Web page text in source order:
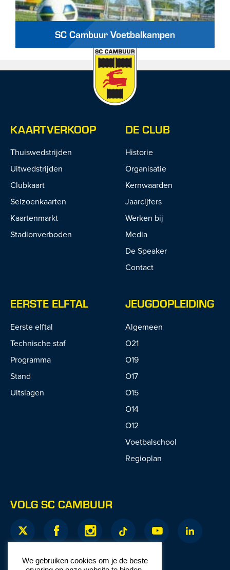
SC Cambuur Voetbalkampen
KAARTVERKOOP
Thuiswedstrijden
Uitwedstrijden
Clubkaart
Seizoenkaarten
Kaartenmarkt
Stadionverboden
DE CLUB
Historie
Organisatie
Kernwaarden
Jaarcijfers
Werken bij
Media
De Speaker
Contact
EERSTE ELFTAL
Eerste elftal
Technische staf
Programma
Stand
Uitslagen
JEUGDOPLEIDING
Algemeen
O21
O19
O17
O15
O14
O12
Voetbalschool
Regioplan
VOLG SC CAMBUUR
We gebruiken cookies om je de beste